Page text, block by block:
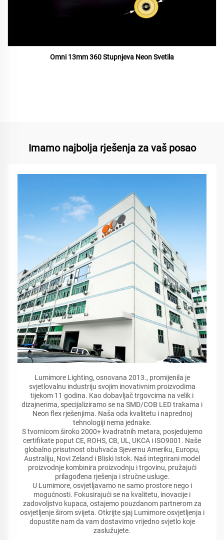
Omni 13mm 360 Stupnjeva Neon Svetila
Imamo najbolja rješenja za vaš posao
Lumimore Lighting, osnovana 2013., promijenila je
svjetlovalnu industriju svojim inovativnim proizvodima
tijekom 11 godina. Kao dobavljač trgovcima na velik i
dizajnerima, specijaliziramo se na SMD/COB LED trakama i
Neon flex rješenjima. Naša oda kvalitetu i naprednoj
tehnologiji nema jednake.
S tvornicom široko 2000+ kvadratnih metara, posjedujemo
certifikate poput CE, ROHS, CB, UL, UKCA i ISO9001. Naše
globalno prisutnost obuhvaća Sjevernu Ameriku, Europu,
Australiju, Novi Zeland i Bliski Istok. Naš integrirani model
proizvodnje kombinira proizvodnju i trgovinu, pružajući
prilagođena rješenja i stručne usluge.
U Lumimore, osvjetljavamo ne samo prostore nego i
mogućnosti. Fokusirajući se na kvalitetu, inovacije i
zadovoljstvo kupaca, ostajemo pouzdanom partnerom za
osvjetljenje širom svijeta. Otkrijte sjaj Lumimore osvjetljenja i
dopustite nam da vam dostavimo vrijedno svjetlo koje
zaslužujete.